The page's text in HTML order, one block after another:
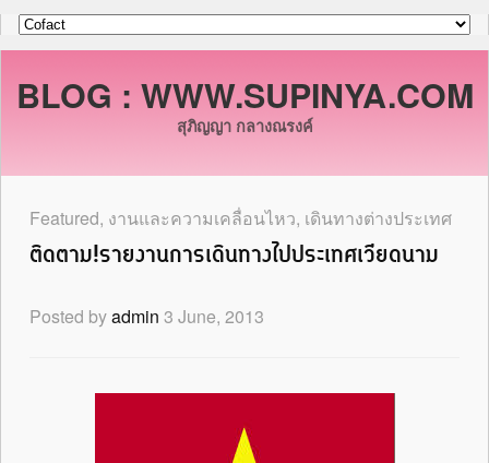
BLOG : WWW.SUPINYA.COM
สุภิญญา กลางณรงค์
Featured, งานและความเคลื่อนไหว, เดินทางต่างประเทศ
ติดตาม!รายงานการเดินทางไปประเทศเวียดนาม
Posted byadmin 3 June, 2013